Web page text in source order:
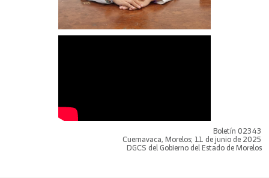
Boletín 02343
Cuernavaca, Morelos; 11 de junio de 2025
DGCS del Gobierno del Estado de Morelos